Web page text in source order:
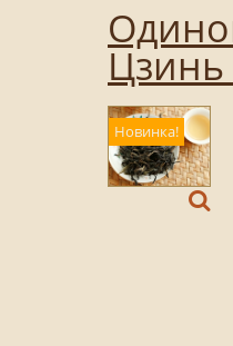
Цзинь
Новинка!